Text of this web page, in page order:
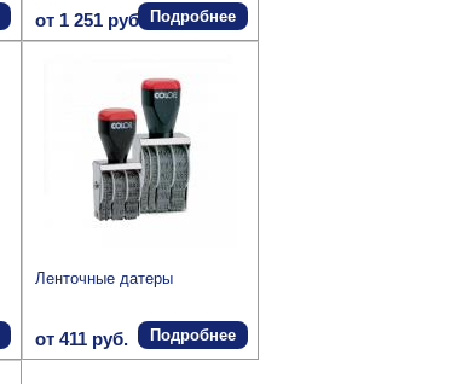
от 1 251 руб. Подробнее
Ленточные датеры
от 411 руб. Подробнее